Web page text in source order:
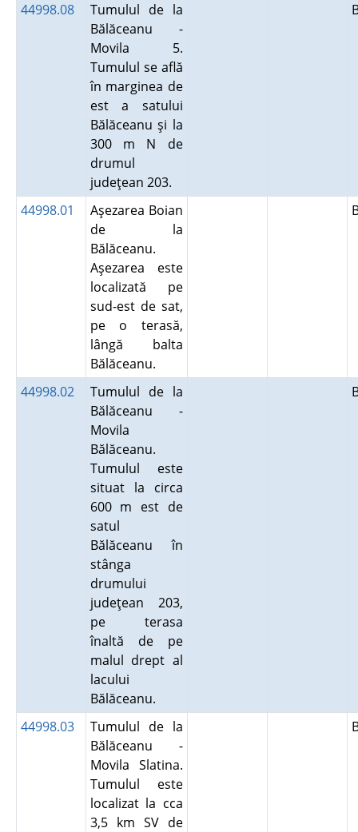
44998.08
Tumulul de la
Bălăceanu -
Movila 5.
Tumulul se află
în marginea de
est a satului
Bălăceanu şi la
300 m N de
drumul
judeţean 203.
44998.01
Aşezarea Boian
de la
Bălăceanu.
Aşezarea este
localizată pe
sud-est de sat,
pe o terasă,
lângă balta
Bălăceanu.
44998.02
Tumulul de la
Bălăceanu -
Movila
Bălăceanu.
Tumulul este
situat la circa
600 m est de
satul
Bălăceanu în
stânga
drumului
judeţean 203,
pe terasa
înaltă de pe
malul drept al
lacului
Bălăceanu.
44998.03
Tumulul de la
Bălăceanu -
Movila Slatina.
Tumulul este
localizat la cca
3,5 km SV de